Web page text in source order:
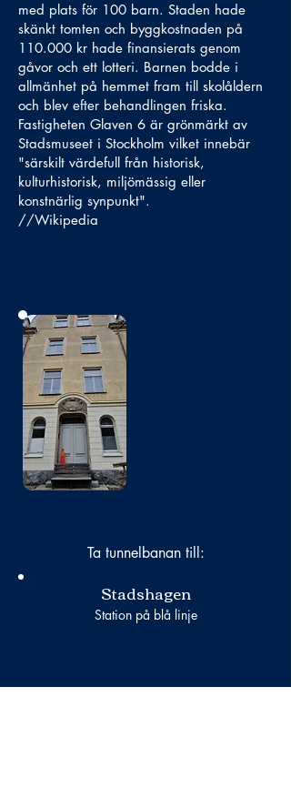
med plats för 100 barn. Staden hade
skänkt tomten och byggkostnaden på
110.000 kr hade finansierats genom
gåvor och ett lotteri. Barnen bodde i
allmänhet på hemmet fram till skolåldern
och blev efter behandlingen friska.
Fastigheten Glaven 6 är grönmärkt av
Stadsmuseet i Stockholm vilket innebär
"särskilt värdefull från historisk,
kulturhistorisk, miljömässig eller
konstnärlig synpunkt".
//Wikipedia
Bild
saknas
Ta tunnelbanan till:
Stadshagen
Station på blå linje